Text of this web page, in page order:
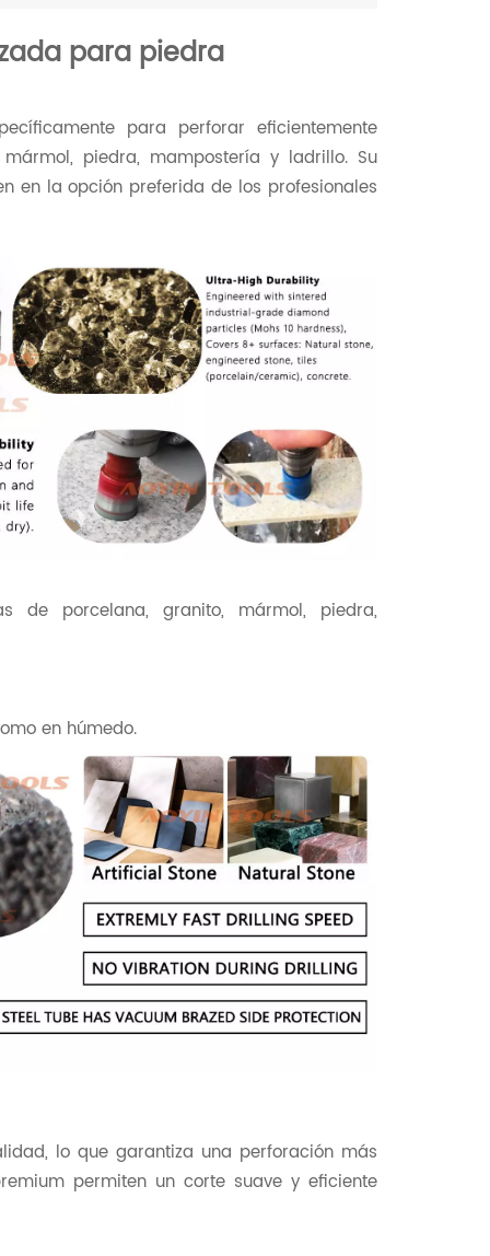
para piedra
para perforar eficientemente
piedra, mampostería y ladrillo. Su
en la opción preferida de los profesionales
de porcelana, granito, mármol, piedra,
en húmedo.
lo que garantiza una perforación más
permiten un corte suave y eficiente